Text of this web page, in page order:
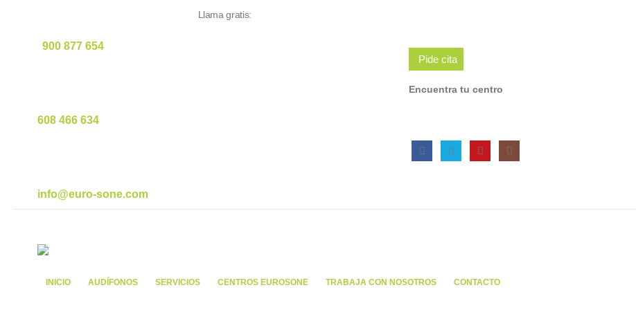
Llama gratis:
900 877 654
608 466 634
info@euro-sone.com
Pide cita
Encuentra tu centro
INICIO AUDÍFONOS SERVICIOS CENTROS EUROSONE TRABAJA CON NOSOTROS CONTACTO